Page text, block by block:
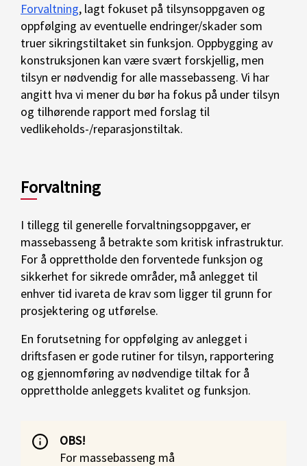
Forvaltning, lagt fokuset på tilsynsoppgaven og
oppfølging av eventuelle endringer/skader som
truer sikringstiltaket sin funksjon. Oppbygging av
konstruksjonen kan være svært forskjellig, men
tilsyn er nødvendig for alle massebasseng. Vi har
angitt hva vi mener du bør ha fokus på under tilsyn
og tilhørende rapport med forslag til
vedlikeholds-/reparasjonstiltak.
Forvaltning
I tillegg til generelle forvaltningsoppgaver, er
massebasseng å betrakte som kritisk infrastruktur.
For å opprettholde den forventede funksjon og
sikkerhet for sikrede områder, må anlegget til
enhver tid ivareta de krav som ligger til grunn for
prosjektering og utførelse.
En forutsetning for oppfølging av anlegget i
driftsfasen er gode rutiner for tilsyn, rapportering
og gjennomføring av nødvendige tiltak for å
opprettholde anleggets kvalitet og funksjon.
OBS!
For massebasseng må